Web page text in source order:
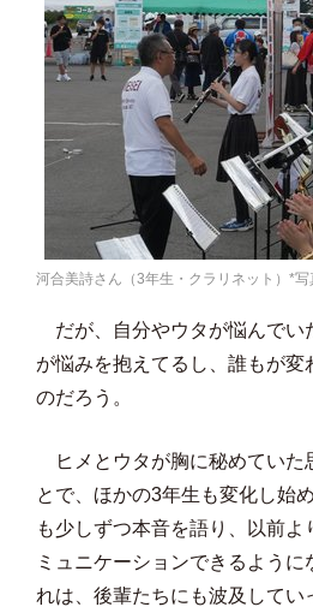
河合美詩さん（3年生・クラリネット）*写
だが、自分やウタが悩んでい
が悩みを抱えてるし、誰もが変
のだろう。
ヒメとウタが胸に秘めていた
とで、ほかの3年生も変化し始
も少しずつ本音を語り、以前よ
ミュニケーションできるよう
れは、後輩たちにも波及してい